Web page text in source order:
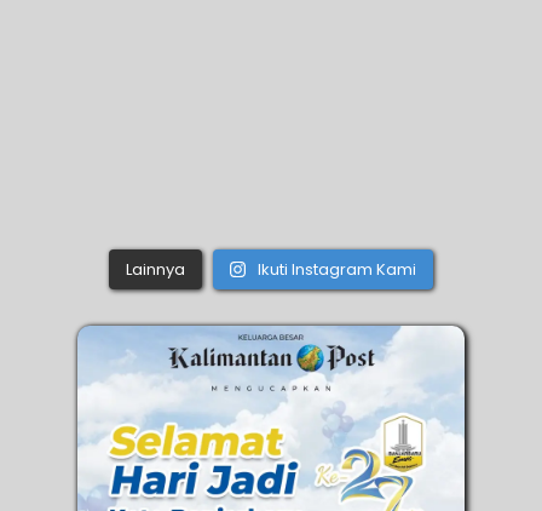
Lainnya Ikuti Instagram Kami